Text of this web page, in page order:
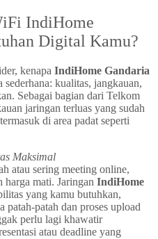
IndiHome
Digital Kamu?
kenapa IndiHome Gandaria
kualitas, jangkauan,
Sebagai bagian dari Telkom
jaringan terluas yang sudah
di area padat seperti
Maksimal
atau sering meeting online,
harga mati. Jaringan IndiHome
yang kamu butuhkan,
patah-patah dan proses upload
perlu lagi khawatir
atau deadline yang